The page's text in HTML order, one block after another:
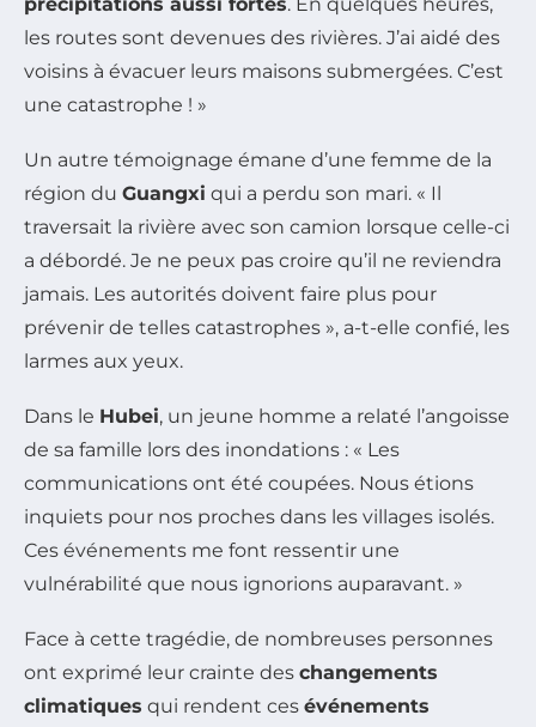
les routes sont devenues des rivières. J’ai aidé des
voisins à évacuer leurs maisons submergées. C’est
une catastrophe ! »
Un autre témoignage émane d’une femme de la
région du Guangxi qui a perdu son mari. « Il
traversait la rivière avec son camion lorsque celle-ci
a débordé. Je ne peux pas croire qu’il ne reviendra
jamais. Les autorités doivent faire plus pour
prévenir de telles catastrophes », a-t-elle confié, les
larmes aux yeux.
Dans le Hubei, un jeune homme a relaté l’angoisse
de sa famille lors des inondations : « Les
communications ont été coupées. Nous étions
inquiets pour nos proches dans les villages isolés.
Ces événements me font ressentir une
vulnérabilité que nous ignorions auparavant. »
Face à cette tragédie, de nombreuses personnes
ont exprimé leur crainte des changements
climatiques qui rendent ces événements